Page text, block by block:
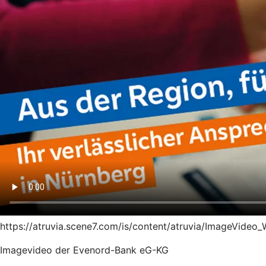
https://atruvia.scene7.com/is/content/atruvia/
Imagevideo der Evenord-Bank eG-KG